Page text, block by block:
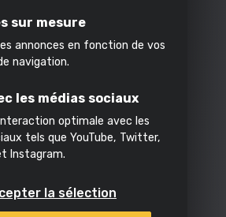
92
9
sur mesure
annonces en fonction de vos
navigation.
les médias sociaux
optimale avec les
tels que YouTube, Twitter,
Instagram.
la sélection